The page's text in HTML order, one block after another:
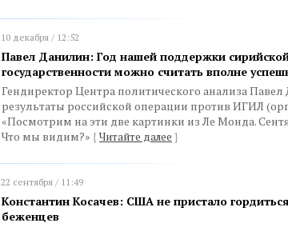
10 декабря / 12:52
Павел Данилин: Год нашей поддержки
государственности можно считать вполне
Гендиректор Центра политического анализа
результаты российской операции против ИГИЛ
«Посмотрим на эти две картинки из Ле Монда.
Что мы видим?» { Читайте далее }
22 сентября / 11:49
Константин Косачев: США не пристало
беженцев